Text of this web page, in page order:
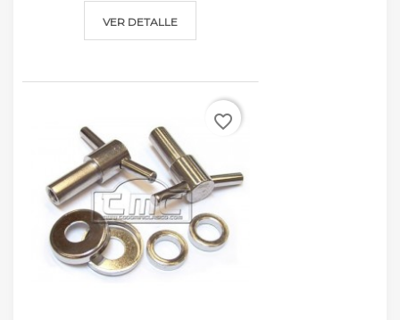
VER DETALLE
favorite_border